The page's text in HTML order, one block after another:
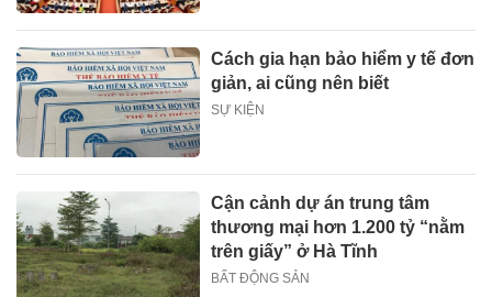
Cách gia hạn bảo hiểm y tế đơn
giản, ai cũng nên biết
SỰ KIỆN
Cận cảnh dự án trung tâm
thương mại hơn 1.200 tỷ “nằm
trên giấy” ở Hà Tĩnh
BẤT ĐỘNG SẢN